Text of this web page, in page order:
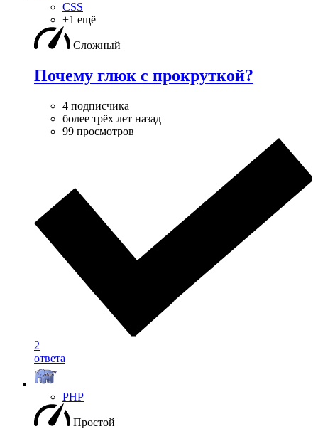
CSS
+1 ещё
Сложный
Почему глюк с прокруткой?
4 подписчика
более трёх лет назад
99 просмотров
2
ответа
PHP
Простой